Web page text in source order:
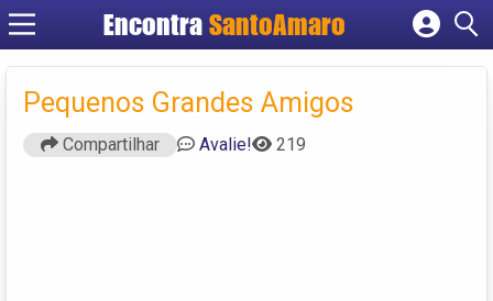
Encontra SantoAmaro
Cadastrar empresa
Criar conta
Pequenos Grandes Amigos
Compartilhar Avalie! 219